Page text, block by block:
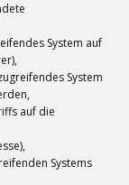
System auf
System
auf die
Systems